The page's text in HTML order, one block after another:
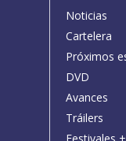
Noticias
Cartelera
Próximos
DVD
Avances
Tráilers